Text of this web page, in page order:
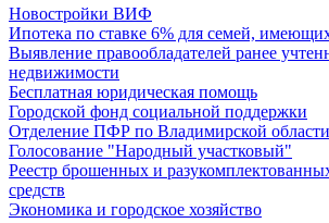
Новостройки ВИФ
Ипотека по ставке 6% для семей,
Выявление правообладателей ранее
недвижимости
Бесплатная юридическая помощь
Городской фонд социальной поддержки
Отделение ПФР по Владимирской области
Голосование "Народный участковый"
Реестр брошенных и
средств
Экономика и городское хозяйство